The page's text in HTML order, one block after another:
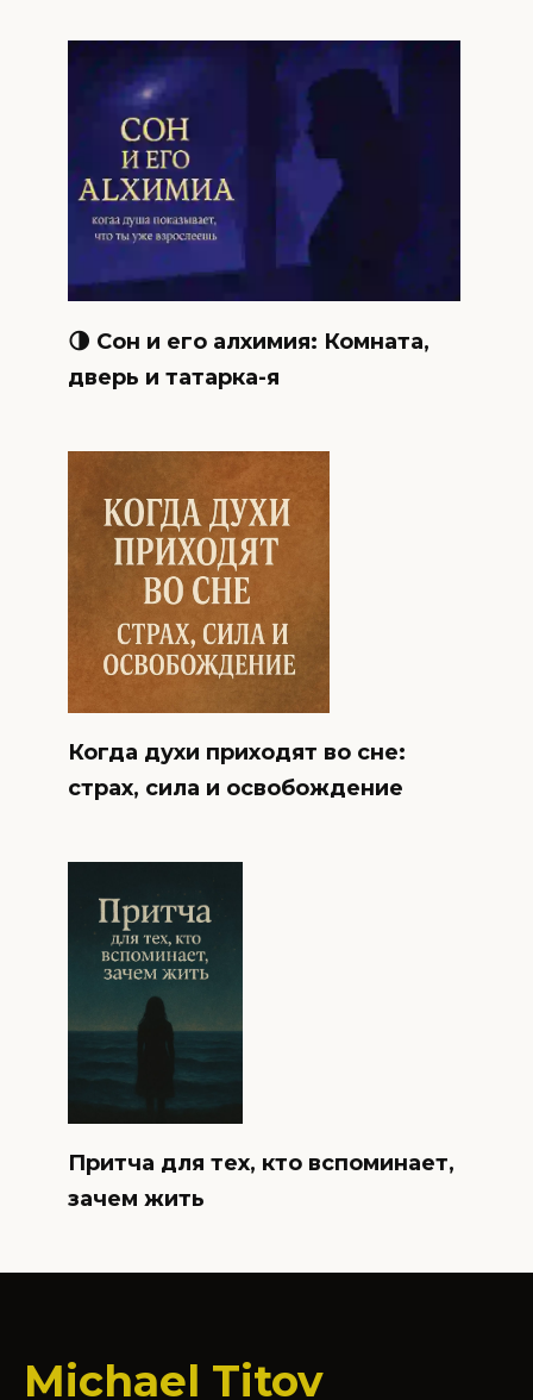
🌗 Сон и его алхимия: Комната,
дверь и татарка-я
Когда духи приходят во сне:
страх, сила и освобождение
Притча для тех, кто вспоминает,
зачем жить
Michael Titov